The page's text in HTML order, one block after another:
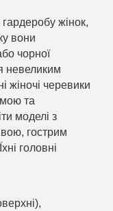
гардеробу жінок,
вони
чорної
невеликим
жіночі черевики
та
моделі з
гострим
головні